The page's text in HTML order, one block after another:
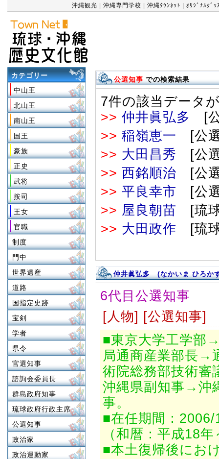
沖縄観光 沖縄専門学校 沖縄ﾀｳﾝﾈｯﾄ ｵﾘｼﾞﾅﾙｸﾞｯ
カテゴリー
中山王
北山王
南山王
国王
豪族
正史
武将
按司
王女
官職
制度
門中
世界遺産
道路
国指定史跡
宝剣
学者
県令
官選知事
諮詢会委員長
群島政府知事
琉球政府行政主席
公選知事
政治家
政治運動家
公選知事 での検索結果
7件の該当データ
>> 仲井眞弘多 [
>> 稲嶺恵一 [公
>> 大田昌秀 [公
>> 西銘順治 [公
>> 平良幸市 [公
>> 屋良朝苗 [琉
>> 大田政作 [琉
仲井眞弘多 (なかいま ひろか
6代目公選知事
[人物] [公選知事]
■東京大学工学部
局通商産業部長→
術院総務部技術
沖縄県副知事→沖
事。
■在任期間：
（和暦：平成18年
■本土復帰後にお